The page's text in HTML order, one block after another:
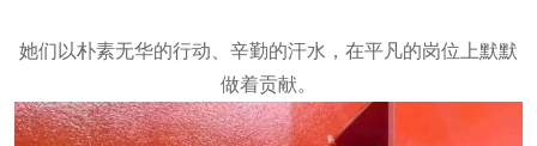
她们以朴素无华的行动、辛勤的汗水，在平凡的岗位上默默
做着贡献。